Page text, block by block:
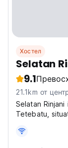
Хостел
Selatan
9.1
21.1km от
Selatan
Tetebatu,
with a
restaurant. It